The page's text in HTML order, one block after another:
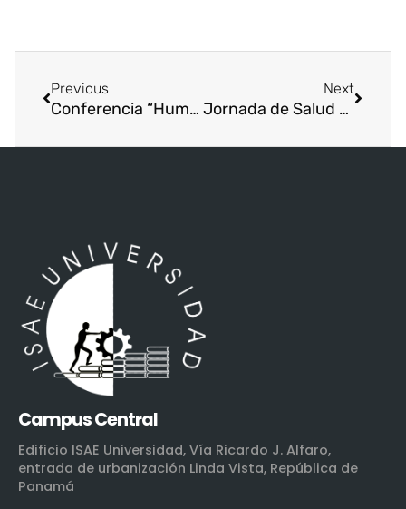
Previous
Conferencia “Humanismo y espiritualidad en acompañamiento de niños y jóvenes: Retos de la educación post pandemia covid-19”
Next
Jornada de Salud para Colaboradores de ISAE
Campus Central
Edificio ISAE Universidad, Vía Ricardo J. Alfaro,
entrada de urbanización Linda Vista, República de
Panamá